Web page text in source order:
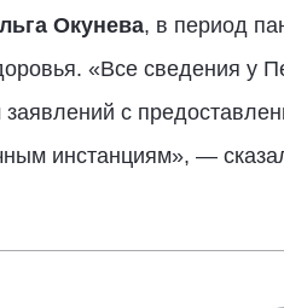
Окунева, в период
«Все сведения у
с
инстанциям», —